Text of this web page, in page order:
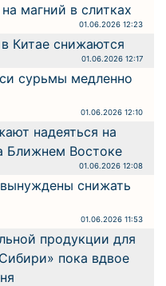
магний в слитках
01.06.2026 12:23
Китае снижаются
01.06.2026 12:17
сурьмы медленно
01.06.2026 12:10
надеяться на
Ближнем Востоке
01.06.2026 12:08
снижать
01.06.2026 11:53
продукции для
пока вдвое